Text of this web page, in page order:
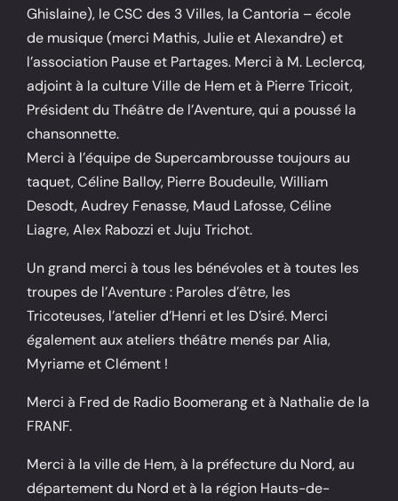
Ghislaine), le CSC des 3 Villes, la Cantoria – école
de musique (merci Mathis, Julie et Alexandre) et
l’association Pause et Partages. Merci à M. Leclercq,
adjoint à la culture Ville de Hem et à Pierre Tricoit,
Président du Théâtre de l’Aventure, qui a poussé la
chansonnette.
Merci à l’équipe de Supercambrousse toujours au
taquet, Céline Balloy, Pierre Boudeulle, William
Desodt, Audrey Fenasse, Maud Lafosse, Céline
Liagre, Alex Rabozzi et Juju Trichot.
Un grand merci à tous les bénévoles et à toutes les
troupes de l’Aventure : Paroles d’être, les
Tricoteuses, l’atelier d’Henri et les D’siré. Merci
également aux ateliers théâtre menés par Alia,
Myriame et Clément !
Merci à Fred de Radio Boomerang et à Nathalie de la
FRANF.
Merci à la ville de Hem, à la préfecture du Nord, au
département du Nord et à la région Hauts-de-